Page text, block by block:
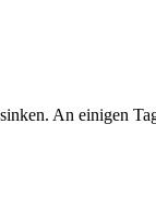
An einigen